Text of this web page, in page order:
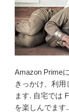
Amazon Prime
きっかけ、利用
ます. 自宅では
を楽しんでます